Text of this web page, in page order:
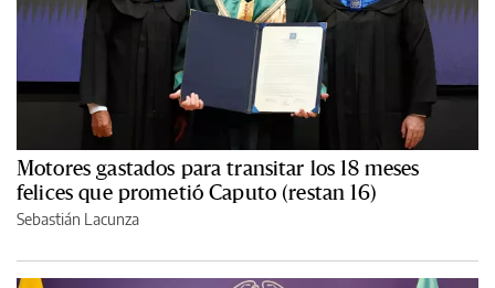
Motores gastados para transitar los 18 meses
felices que prometió Caputo (restan 16)
Sebastián Lacunza